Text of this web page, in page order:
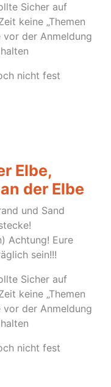
Sicher auf
keine „Themen
vor der Anmeldung
nicht fest
Elbe,
der Elbe
und Sand
Achtung! Eure
sein!!!
Sicher auf
keine „Themen
vor der Anmeldung
nicht fest